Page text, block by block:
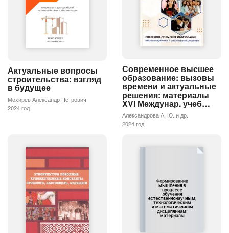
Актуальные вопросы
строительства: взгляд
в будущее
Мохирев Александр Петрович
2024 год
Современное высшее
образование: вызовы
времени и актуальные
решения: материалы
XVI Междунар. учеб…
Александрова А. Ю. и др.
2024 год